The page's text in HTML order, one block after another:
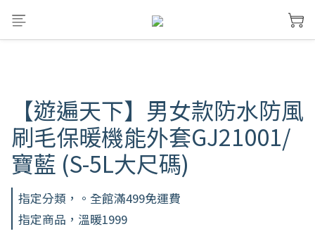
【遊遍天下】男女款防水防風
刷毛保暖機能外套GJ21001/
寶藍 (S-5L大尺碼)
指定分類，。全館滿499免運費
指定商品，溫暖1999